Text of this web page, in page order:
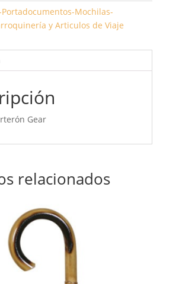
Portadocumentos-Mochilas-
y Articulos de Viaje
Gear
relacionados